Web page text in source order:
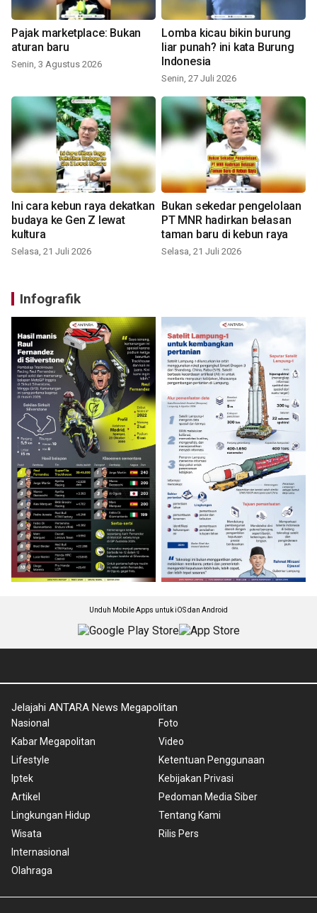
Pajak marketplace: Bukan
aturan baru
Senin, 3 Agustus 2026
Lomba kicau bikin burung
liar punah? ini kata Burung
Indonesia
Senin, 27 Juli 2026
Ini cara kebun raya dekatkan
budaya ke Gen Z lewat
kultura
Selasa, 21 Juli 2026
Bukan sekedar pengelolaan
PT MNR hadirkan belasan
taman baru di kebun raya
Selasa, 21 Juli 2026
Infografik
Unduh Mobile Apps untuk iOS dan Android
Jelajahi ANTARA News Megapolitan
Nasional
Kabar Megapolitan
Lifestyle
Iptek
Artikel
Lingkungan Hidup
Wisata
Internasional
Olahraga
Foto
Video
Ketentuan Penggunaan
Kebijakan Privasi
Pedoman Media Siber
Tentang Kami
Rilis Pers